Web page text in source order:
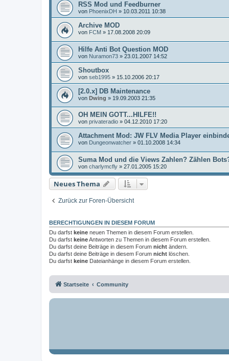
RSS Mod und Feedburner
von PhoenixDH » 10.03.2011 10:38
Archive MOD
von FCM » 17.08.2008 20:09
Hilfe Anti Bot Question MOD
von Nuramon73 » 23.01.2007 14:52
Shoutbox
von seb1995 » 15.10.2006 20:17
[2.0.x] DB Maintenance
von Dwing » 19.09.2003 21:35
OH MEIN GOTT...HILFE!!
von privateradio » 04.12.2010 17:20
Attachment Mod: JW FLV Media Player
von Dungeonwatcher » 01.10.2008 14:34
Suma Mod und die Views Zahlen? Zählen
von charlymcfly » 27.01.2005 15:20
Neues Thema
Zurück zur Foren-Übersicht
BERECHTIGUNGEN IN DIESEM FORUM
Du darfst keine neuen Themen in diesem Forum erstellen.
Du darfst keineAntworten zu Themen in diesem Forum erstellen.
Du darfst deine Beiträge in diesem Forum nicht ändern.
Du darfst deine Beiträge in diesem Forum nicht löschen.
Du darfst keine Dateianhänge in diesem Forum erstellen.
Startseite Community